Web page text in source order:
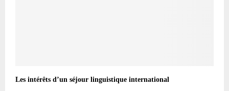
Les intérêts d’un séjour linguistique international